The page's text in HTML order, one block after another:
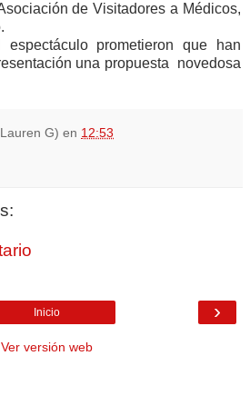
de Visitadores a Médicos,
espectáculo prometieron que han
una propuesta novedosa
G) en 12:53
›
Inicio
Ver versión web